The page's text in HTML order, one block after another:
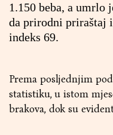
1.150 beba, a umrlo
da prirodni priraštaj
indeks 69.
Prema posljednjim
statistiku, u istom
brakova, dok su